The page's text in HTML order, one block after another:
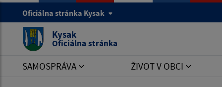
Oficiálna stránka Kysak
Kysak
Oficiálna stránka
SAMOSPRÁVA ŽIVOT V OBCI